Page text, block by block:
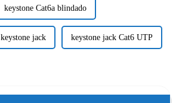
keystone Cat6a blindado
keystone jack keystone jack Cat6 UTP